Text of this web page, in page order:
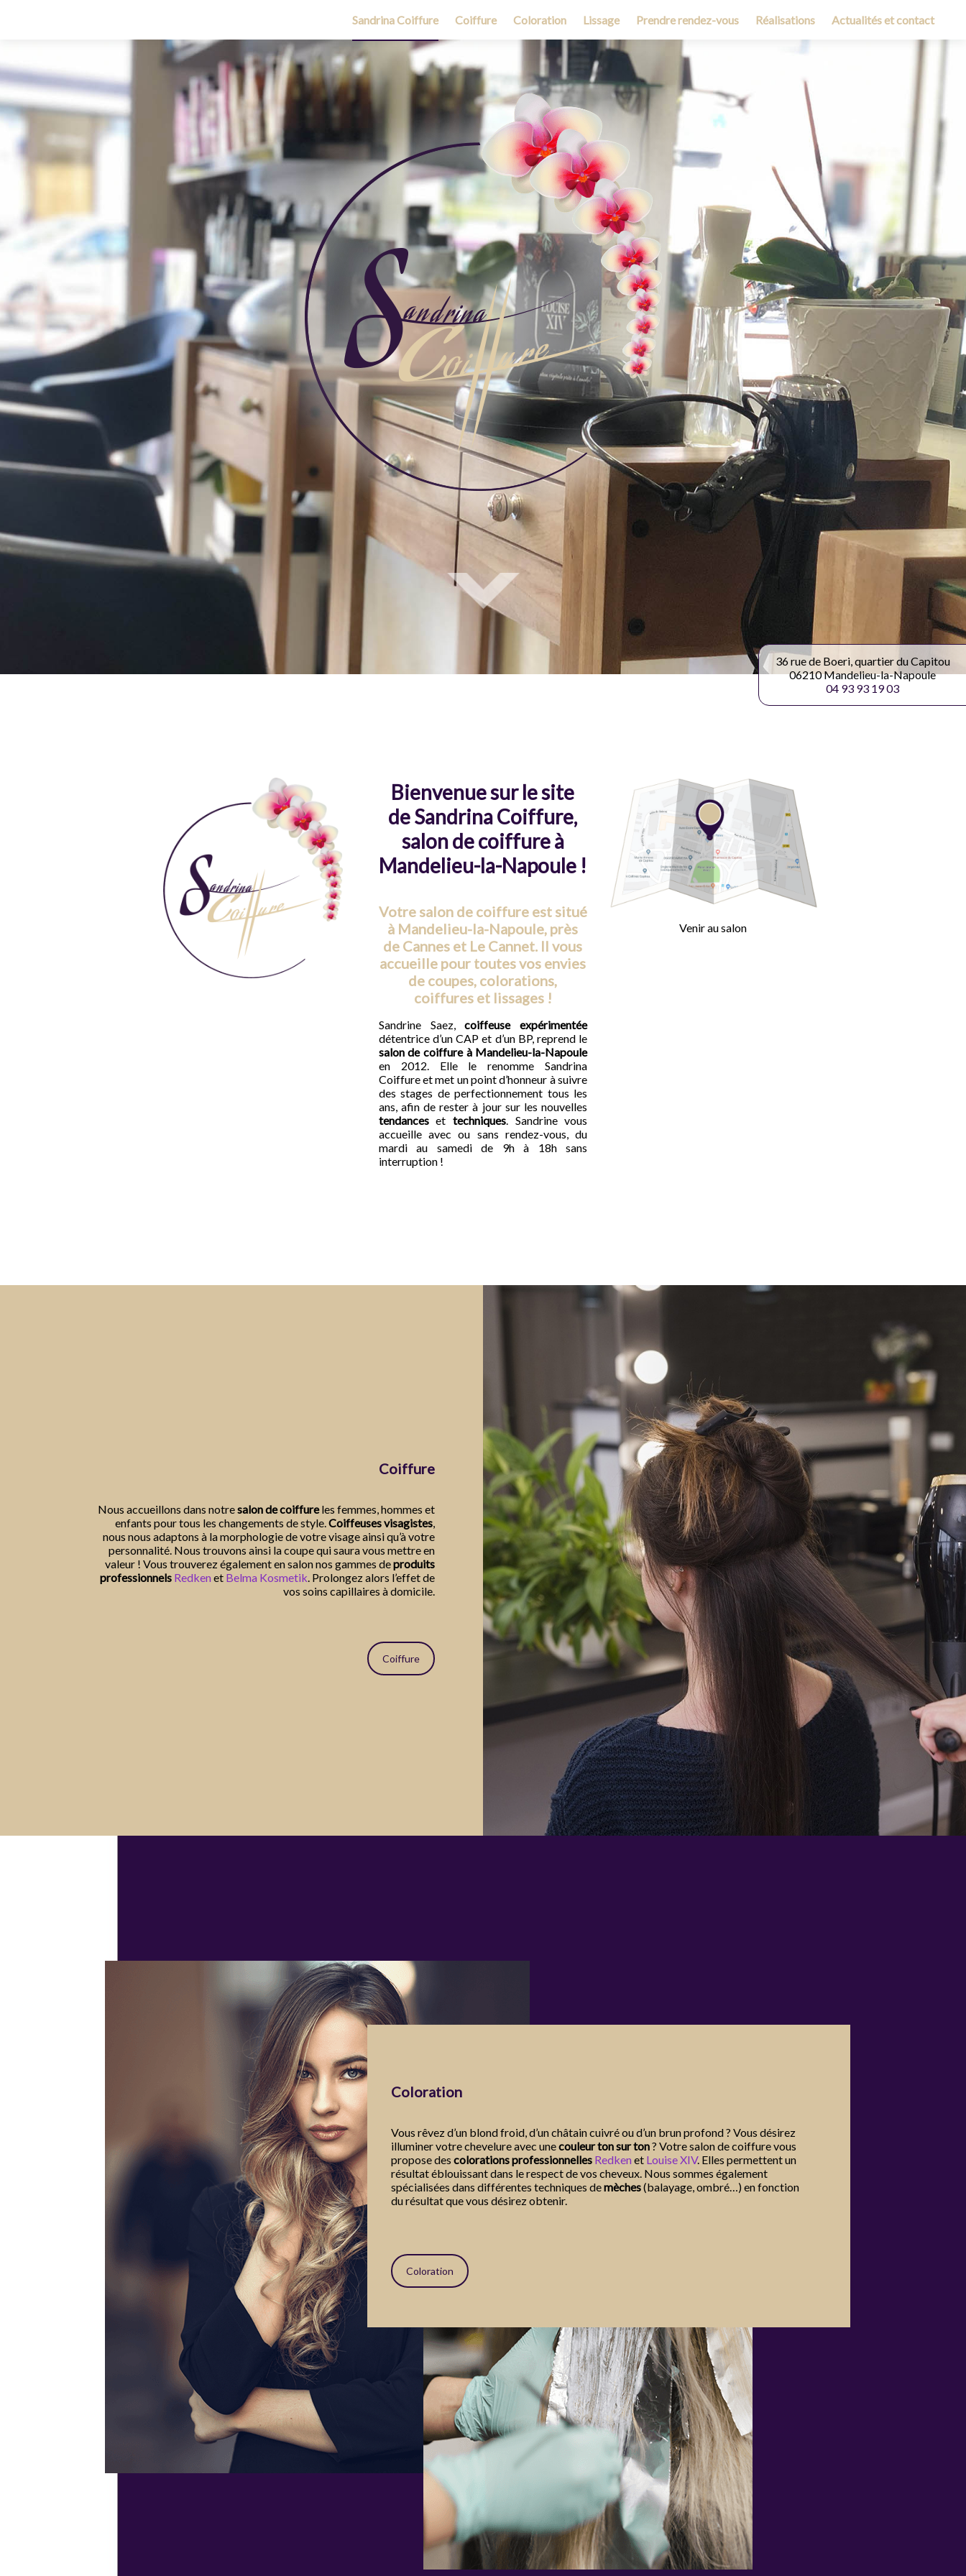
36 rue de Boeri, quartier du Capitou
06210 Mandelieu-la-Napoule
04 93 93 19 03
Sandrina Coiffure Coiffure Coloration Lissage Prendre rendez-vous Réalisations Actualités et contact
Bienvenue sur le site
de Sandrina Coiffure,
salon de coiffure à
Mandelieu-la-Napoule !
Votre salon de coiffure est situé
à Mandelieu-la-Napoule, près
de Cannes et Le Cannet. Il vous
accueille pour toutes vos envies
de coupes, colorations,
coiffures et lissages !
Sandrine Saez,coiffeuse expérimentée
détentrice d’un CAP et d’un BP, reprend le
salon de coiffure à Mandelieu-la-Napoule
en 2012. Elle le renomme Sandrina
Coiffure et met un point d’honneur à suivre
des stages de perfectionnement tous les
ans, afin de rester à jour sur les nouvelles
tendanceset techniques. Sandrine vous
accueille avec ou sans rendez-vous, du
mardi au samedi de 9h à 18h sans
interruption !
Venir au salon
Coiffure
Nous accueillons dans notresalon de coiffureles femmes, hommes et
enfants pour tous les changements de style.Coiffeuses visagistes,
nous nous adaptons à la morphologie de votre visage ainsi qu’à votre
personnalité. Nous trouvons ainsi la coupe qui saura vous mettre en
valeur ! Vous trouverez également en salon nos gammes deproduits
professionnels Redken et Belma Kosmetik. Prolongez alors l’effet de
vos soins capillaires à domicile.
Coiffure
Coloration
Vous rêvez d’un blond froid, d’un châtain cuivré ou d’un brun profond ? Vous désirez
illuminer votre chevelure avec unecouleur ton sur ton? Votre salon de coiffure vous
propose descolorations professionnelles Redken et Louise XIV. Elles permettent un
résultat éblouissant dans le respect de vos cheveux. Nous sommes également
spécialisées dans différentes techniques demèches(balayage, ombré…) en fonction
du résultat que vous désirez obtenir.
Coloration